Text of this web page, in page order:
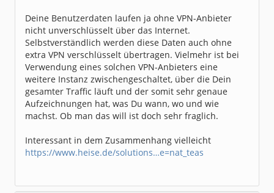
Deine Benutzerdaten laufen ja ohne VPN-Anbieter
nicht unverschlüsselt über das Internet.
Selbstverständlich werden diese Daten auch ohne
extra VPN verschlüsselt übertragen. Vielmehr ist bei
Verwendung eines solchen VPN-Anbieters eine
weitere Instanz zwischengeschaltet, über die Dein
gesamter Traffic läuft und der somit sehr genaue
Aufzeichnungen hat, was Du wann, wo und wie
machst. Ob man das will ist doch sehr fraglich.
Interessant in dem Zusammenhang vielleicht
https://www.heise.de/solutions…e=nat_teas